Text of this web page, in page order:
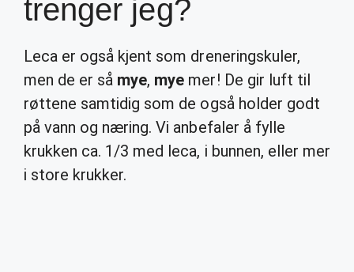
trenger jeg?
Leca er også kjent som dreneringskuler,
men de er så mye, mye mer! De gir luft til
røttene samtidig som de også holder godt
på vann og næring. Vi anbefaler å fylle
krukken ca. 1/3 med leca, i bunnen, eller mer
i store krukker.